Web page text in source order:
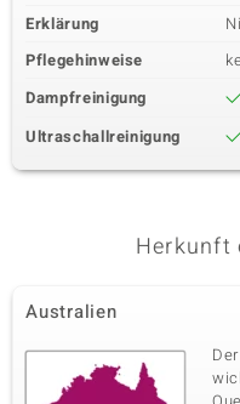
Erklärung
Pflegehinweise
Dampfreinigung
Ultraschallreinigung
Herkunft
Australien